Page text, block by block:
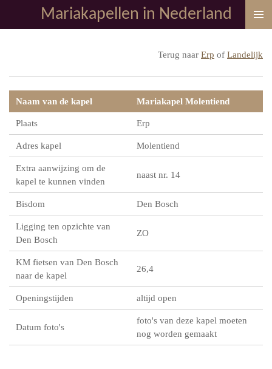
direct
Mariakapellen in Nederland
Terug naar Erp of Landelijk
Naam van de kapel Mariakapel Molentiend
Plaats Erp
Adres kapel Molentiend
Extra aanwijzing om de
kapel te kunnen vinden
naast nr. 14
Bisdom Den Bosch
Ligging ten opzichte van
Den Bosch
ZO
KM fietsen van Den Bosch
naar de kapel
26,4
Openingstijden altijd open
Datum foto's
foto's van deze kapel moeten
nog worden gemaakt